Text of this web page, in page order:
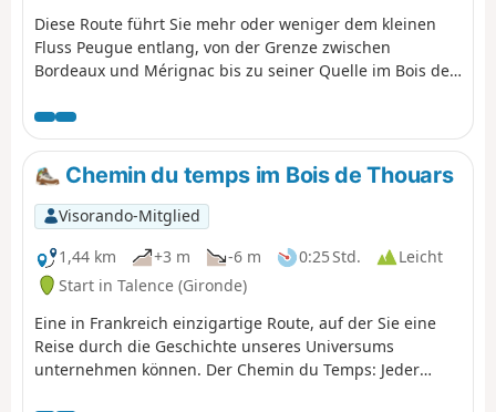
und Talence sowie über das Gelände
der Universität Bordeaux und der
Universität Bordeaux-Montaigne.
mehrere Kilometer der Markierung
des GR® Bordeaux Métropole.
Diese Route führt Sie mehr oder weniger dem kleinen
Fluss Peugue entlang, von der Grenze zwischen
Bordeaux und Mérignac bis zu seiner Quelle im Bois de
beschattete Strecke, die für alle Jahreszeiten geeignet
ist, außer bei sehr großer Hitze oder Regenwetter, und
die mit dem Mountainbike oder Trekkingrad befahren
werden kann (der Untergrund ist entweder asphaltiert
oder aus festgestampftem Erdreich). Auch zu Fuß
möglich, allerdings an einigen Stellen etwas mühsam
(Rue des As und Rue Socrate).
Chemin du temps im Bois de Thouars
Visorando-Mitglied
1,44 km
+3 m -6 m 0:25 Std.
Leicht
Start in Talence (Gironde)
Eine in Frankreich einzigartige Route, auf der Sie eine
Reise durch die Geschichte unseres Universums
unternehmen können. Der Chemin du Temps: Jeder